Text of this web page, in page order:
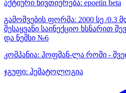
აქტიური ნივთიერება: epoetin beta
გამოშვების ფორმა: 2000 სე /0.3
შესაყვანი საინექციო ხსნარით
და ნემსი №6
კომპანია: ჰოფმან-ლა როში -
ჯგუფი: ჰემატოლოგია